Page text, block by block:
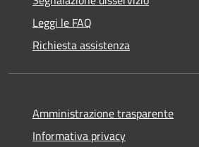
Leggi le FAQ
Richiesta assistenza
Amministrazione trasparente
Informativa privacy